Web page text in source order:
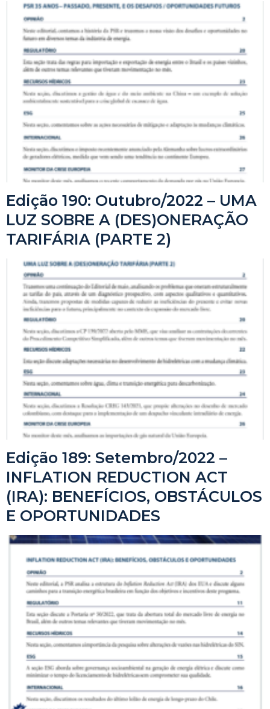
Edição 190: Outubro/2022 – UMA
LUZ SOBRE A (DES)ONERAÇÃO
TARIFÁRIA (PARTE 2)
Edição 189: Setembro/2022 –
INFLATION REDUCTION ACT
(IRA): BENEFÍCIOS, OBSTÁCULOS
E OPORTUNIDADES